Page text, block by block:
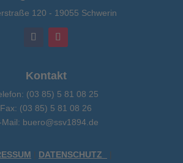
120 - 19055 Schwerin
DATENSCHUTZ
Kontakt
(03 85) 5 81 08 25
Fax: (03 85) 5 81 08 26
Mail: buero@ssv1894.de